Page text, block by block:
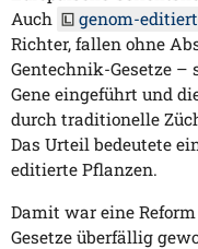
Auch
genom-
Richter, fallen ohne
Gentechnik-Gesetze –
Gene eingeführt und
durch traditionelle
Das Urteil bedeutete
editierte Pflanzen.
Damit war eine
Gesetze überfällig